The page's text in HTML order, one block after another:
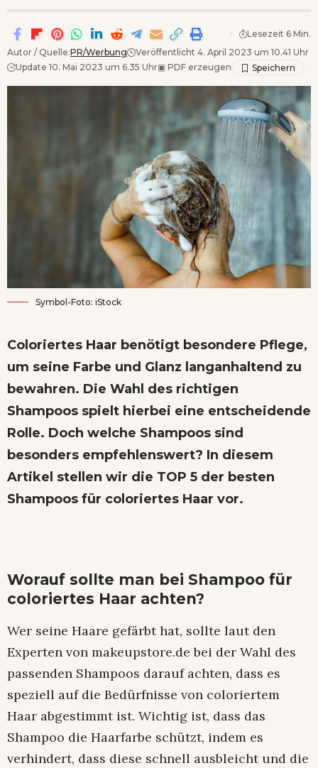
Autor / Quelle:PR/Werbung
Veröffentlicht 4. April 2023 um 10.41 Uhr
Update 10. Mai 2023 um 6.35 Uhr▣ PDF erzeugen
Lesezeit 6 Min.
Symbol-Foto: iStock
Coloriertes Haar benötigt besondere Pflege,
um seine Farbe und Glanz langanhaltend zu
bewahren. Die Wahl des richtigen
Shampoos spielt hierbei eine entscheidende
Rolle. Doch welche Shampoos sind
besonders empfehlenswert? In diesem
Artikel stellen wir die TOP 5 der besten
Shampoos für coloriertes Haar vor.
Worauf sollte man bei Shampoo für
coloriertes Haar achten?
Wer seine Haare gefärbt hat, sollte laut den
Experten von makeupstore.de bei der Wahl des
passenden Shampoos darauf achten, dass es
speziell auf die Bedürfnisse von coloriertem
Haar abgestimmt ist. Wichtig ist, dass das
Shampoo die Haarfarbe schützt, indem es
verhindert, dass diese schnell ausbleicht und die